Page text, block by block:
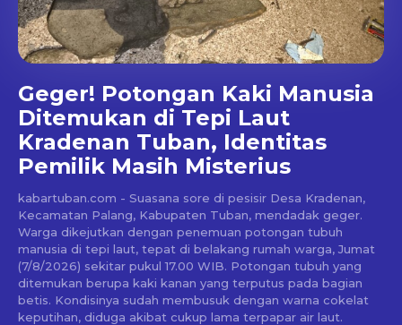
Geger! Potongan Kaki Manusia
Ditemukan di Tepi Laut
Kradenan Tuban, Identitas
Pemilik Masih Misterius
kabartuban.com - Suasana sore di pesisir Desa Kradenan,
Kecamatan Palang, Kabupaten Tuban, mendadak geger.
Warga dikejutkan dengan penemuan potongan tubuh
manusia di tepi laut, tepat di belakang rumah warga, Jumat
(7/8/2026) sekitar pukul 17.00 WIB. Potongan tubuh yang
ditemukan berupa kaki kanan yang terputus pada bagian
betis. Kondisinya sudah membusuk dengan warna cokelat
keputihan, diduga akibat cukup lama terpapar air laut.